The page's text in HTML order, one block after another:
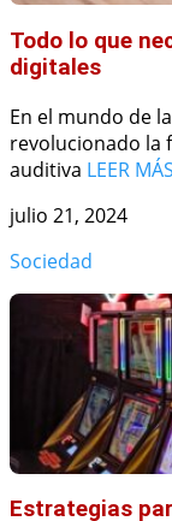
Todo lo que
digitales
En el mundo de
revolucionado la
auditiva LEER
julio 21, 2024
Sociedad
Estrategias